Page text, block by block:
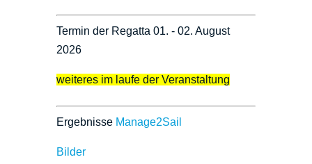
Termin der Regatta 01. - 02. August
2026
weiteres im laufe der Veranstaltung
Ergebnisse Manage2Sail
Bilder